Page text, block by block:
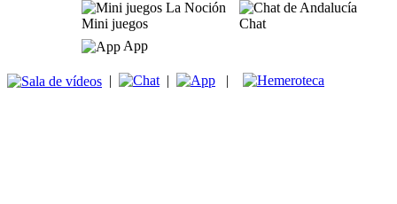
Mini juegos
Chat
App
| | |